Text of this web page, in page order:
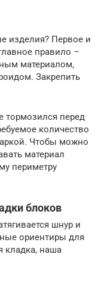
изделия? Первое и
правило –
материалом,
Закрепить
тормозился перед
количество
Чтобы можно
материал
периметру
блоков
шнур и
ориентиры для
кладка, наша